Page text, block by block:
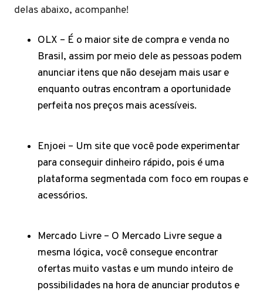
delas abaixo, acompanhe!
OLX – É o maior site de compra e venda no
Brasil, assim por meio dele as pessoas podem
anunciar itens que não desejam mais usar e
enquanto outras encontram a oportunidade
perfeita nos preços mais acessíveis.
Enjoei – Um site que você pode experimentar
para conseguir dinheiro rápido, pois é uma
plataforma segmentada com foco em roupas e
acessórios.
Mercado Livre – O Mercado Livre segue a
mesma lógica, você consegue encontrar
ofertas muito vastas e um mundo inteiro de
possibilidades na hora de anunciar produtos e